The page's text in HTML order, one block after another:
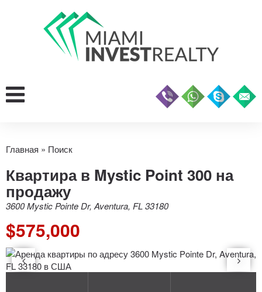
Главная » Поиск
Квартира в Mystic Point 300 на
продажу
3600 Mystic Pointe Dr, Aventura, FL 33180
$575,000